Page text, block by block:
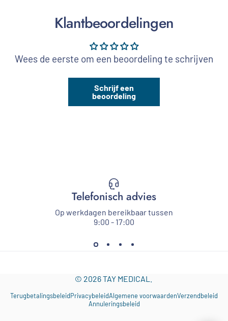
Klantbeoordelingen
Wees de eerste om een beoordeling te schrijven
Schrijf een
beoordeling
Telefonisch advies
Op werkdagen bereikbaar tussen
9:00 - 17:00
© 2026 TAY MEDICAL.
TerugbetalingsbeleidPrivacybeleidAlgemene voorwaardenVerzendbeleid
Annuleringsbeleid